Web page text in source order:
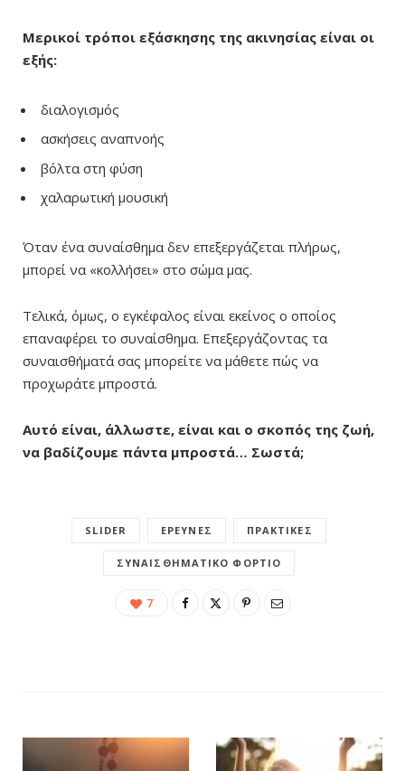
Μερικοί τρόποι εξάσκησης της ακινησίας είναι οι
εξής:
διαλογισμός
ασκήσεις αναπνοής
βόλτα στη φύση
χαλαρωτική μουσική
Όταν ένα συναίσθημα δεν επεξεργάζεται πλήρως,
μπορεί να «κολλήσει» στο σώμα μας.
Τελικά, όμως, ο εγκέφαλος είναι εκείνος ο οποίος
επαναφέρει το συναίσθημα. Επεξεργάζοντας τα
συναισθήματά σας μπορείτε να μάθετε πώς να
προχωράτε μπροστά.
Αυτό είναι, άλλωστε, είναι και ο σκοπός της ζωή,
να βαδίζουμε πάντα μπροστά… Σωστά;
SLIDER ΈΡΕΥΝΕΣ ΠΡΑΚΤΙΚΈΣ
ΣΥΝΑΙΣΘΗΜΑΤΙΚΌ ΦΟΡΤΊΟ
7